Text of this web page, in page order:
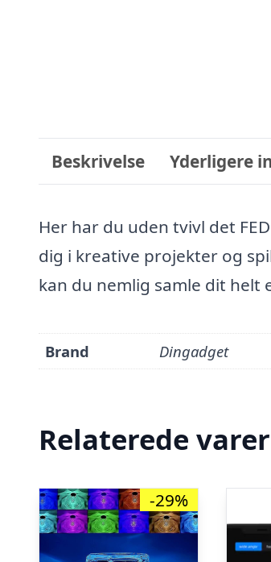
Beskrivelse Yderligere
Her har du uden tvivl det
dig i kreative projekter og
kan du nemlig samle dit helt
Brand Dingadget
Relaterede varer
-29%